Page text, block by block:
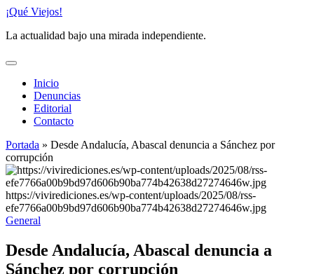
Saltar
contenido
¡Qué Viejos!
La actualidad bajo una mirada independiente.
Inicio
Denuncias
Editorial
Contacto
Portada » Desde Andalucía, Abascal denuncia a Sánchez por
corrupción
https://vivirediciones.es/wp-content/uploads/2025/08/rss-
efe7766a00b9bd97d606b90ba774b42638d27274646w.jpg
Publicado
General
Desde Andalucía, Abascal denuncia a
Sánchez por corrupción